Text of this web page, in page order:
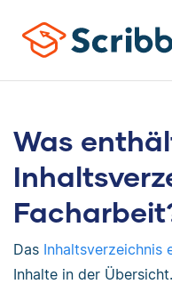
Was
Das Inhaltsverzeichnis
Inhalte in der